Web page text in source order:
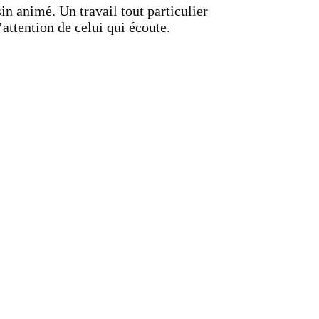
animé. Un travail tout particulier
de celui qui écoute.